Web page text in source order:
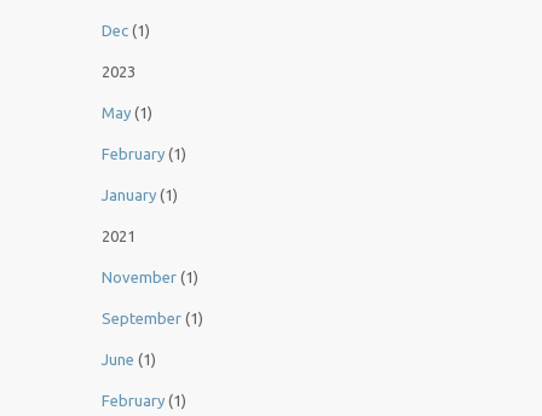
Dec (1)
2023
May (1)
February (1)
January (1)
2021
November (1)
September (1)
June (1)
February (1)